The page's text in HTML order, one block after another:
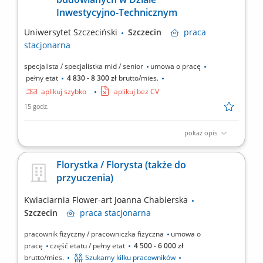
transportowych, Terminowy transport materiałów...
Inwestycyjno-Technicznym
Uniwersytet Szczeciński Szczecin
praca
stacjonarna
specjalista / specjalistka mid / senior
umowa o pracę
pełny etat
4 830 - 8 300 zł brutto/mies.
aplikuj szybko
aplikuj bez CV
15 godz.
pokaż opis
Zadania Organizowanie okresowych przeglądów stanu
Opracowywanie planów remontów oraz nadzór nad bieżącą
konserwacją i pracami zapobiegawczymi; Sporządzanie i
kosztorysów...
Florystka / Florysta (także do
przyuczenia)
Kwiaciarnia Flower-art Joanna Chabierska
Szczecin
praca stacjonarna
pracownik fizyczny / pracowniczka fizyczna
umowa o
pracę
część etatu / pełny etat
4 500 - 6 000 zł
brutto/mies.
Szukamy kilku pracowników